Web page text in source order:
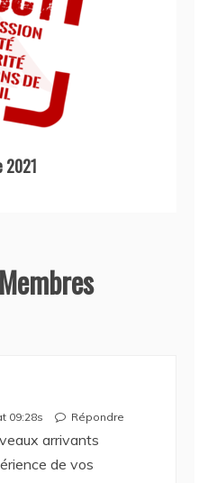
2021
09:28s Répondre
arrivants
de vos